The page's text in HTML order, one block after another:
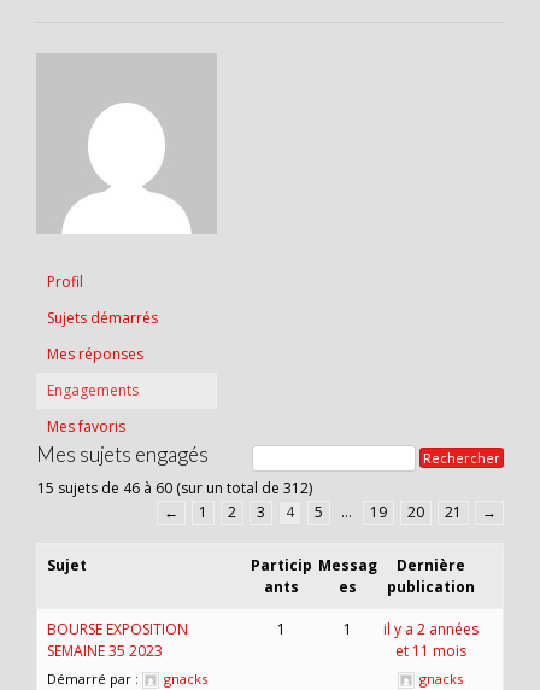
Profil
Sujets démarrés
Mes réponses
Engagements
Mes favoris
Mes sujets engagés
15 sujets de 46 à 60 (sur un total de 312)
←
1 2 3 4 5 … 19 20 21 →
Sujet
Particip
ants
Messag
es
Dernière
publication
BOURSE EXPOSITION
SEMAINE 35 2023
Démarré par :
gnacks
1 1
il y a 2 années
et 11 mois
gnacks